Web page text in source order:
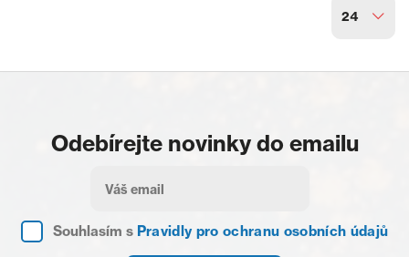
24
Odebírejte novinky do emailu
Souhlasím s Pravidly pro ochranu osobních údajů